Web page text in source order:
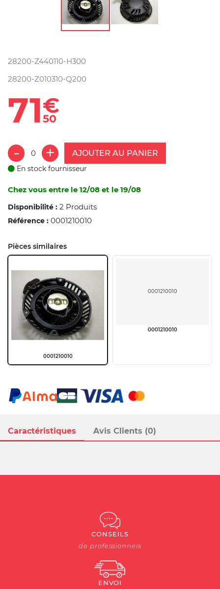
Caractéristiques Avis Clients (0)
28200-Z440110-H300
28200-Z010310-Q200
71€
50
AJOUTER AU PANIER
En stock fournisseur
Chez vous entre le 12/08 et le 19/08
Disponibilité : 2 Produits
Référence : 0001210010
Pièces similaires
0001210010
0001210010
0001210010
CONSEILS
de professionnels
ENVOI